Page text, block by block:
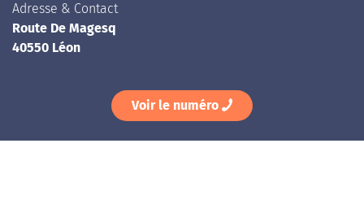
Adresse & Contact
Route De Magesq
40550 Léon
Voir le numéro